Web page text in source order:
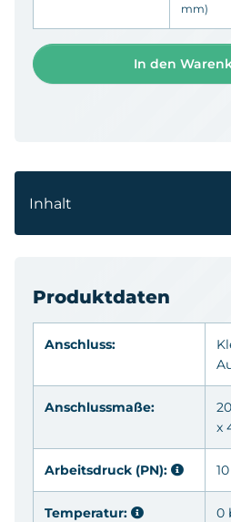
mm)
In den
Inhalt
Produktdaten
Anschluss:
Anschlussmaße:
x
Arbeitsdruck (PN):
Temperatur:
0